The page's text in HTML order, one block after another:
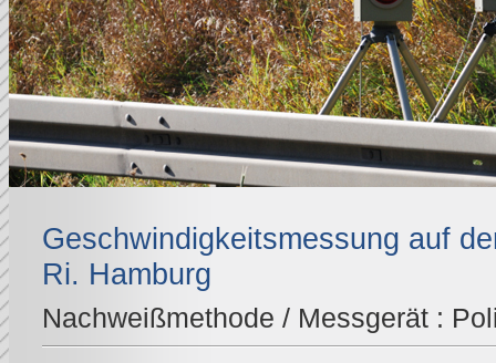
Geschwindigkeitsmessung auf
Ri. Hamburg
Nachweißmethode / Messgerät :